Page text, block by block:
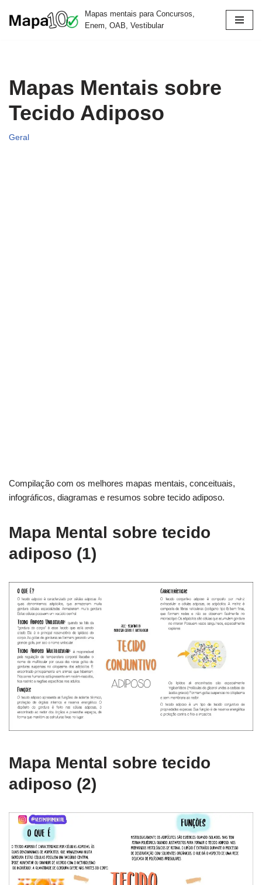
Mapas mentais para Concursos,
Enem, OAB, Vestibular
Mapas Mentais sobre
Tecido Adiposo
Geral
Compilação com os melhores mapas mentais, conceituais,
infográficos, diagramas e resumos sobre tecido adiposo.
Mapa Mental sobre tecido
adiposo (1)
Mapa Mental sobre tecido
adiposo (2)